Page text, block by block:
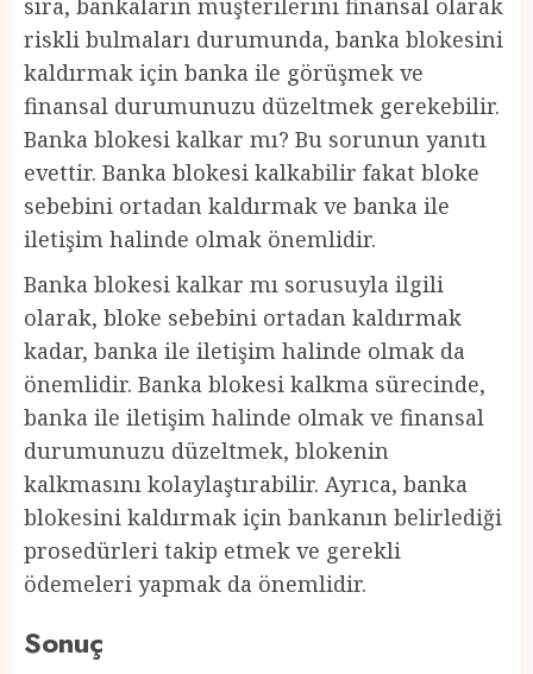
sıra, bankaların müşterilerini finansal olarak
riskli bulmaları durumunda, banka blokesini
kaldırmak için banka ile görüşmek ve
finansal durumunuzu düzeltmek gerekebilir.
Banka blokesi kalkar mı? Bu sorunun yanıtı
evettir. Banka blokesi kalkabilir fakat bloke
sebebini ortadan kaldırmak ve banka ile
iletişim halinde olmak önemlidir.
Banka blokesi kalkar mı sorusuyla ilgili
olarak, bloke sebebini ortadan kaldırmak
kadar, banka ile iletişim halinde olmak da
önemlidir. Banka blokesi kalkma sürecinde,
banka ile iletişim halinde olmak ve finansal
durumunuzu düzeltmek, blokenin
kalkmasını kolaylaştırabilir. Ayrıca, banka
blokesini kaldırmak için bankanın belirlediği
prosedürleri takip etmek ve gerekli
ödemeleri yapmak da önemlidir.
Sonuç